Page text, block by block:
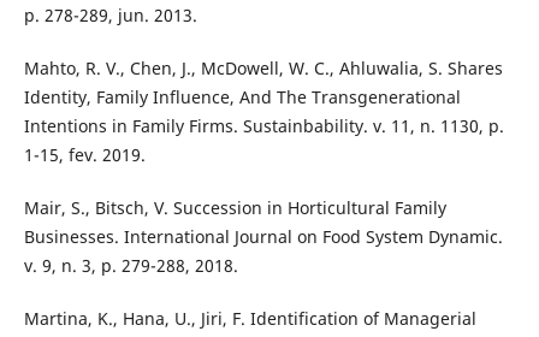
p. 278-289, jun. 2013.
Mahto, R. V., Chen, J., McDowell, W. C., Ahluwalia, S. Shares
Identity, Family Influence, And The Transgenerational
Intentions in Family Firms. Sustainbability. v. 11, n. 1130, p.
1-15, fev. 2019.
Mair, S., Bitsch, V. Succession in Horticultural Family
Businesses. International Journal on Food System Dynamic.
v. 9, n. 3, p. 279-288, 2018.
Martina, K., Hana, U., Jiri, F. Identification of Managerial